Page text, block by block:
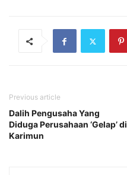
Previous article
Dalih Pengusaha Yang
Diduga Perusahaan ‘Gelap’ di
Karimun